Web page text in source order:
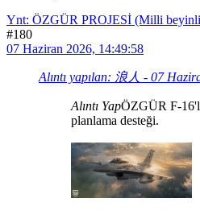
Ynt: ÖZGÜR PROJESİ (Milli
#180
07 Haziran 2026, 14:49:58
Alıntı yapılan: 浪人 - 07
Alıntı YapÖZGÜR F-
planlama desteği.